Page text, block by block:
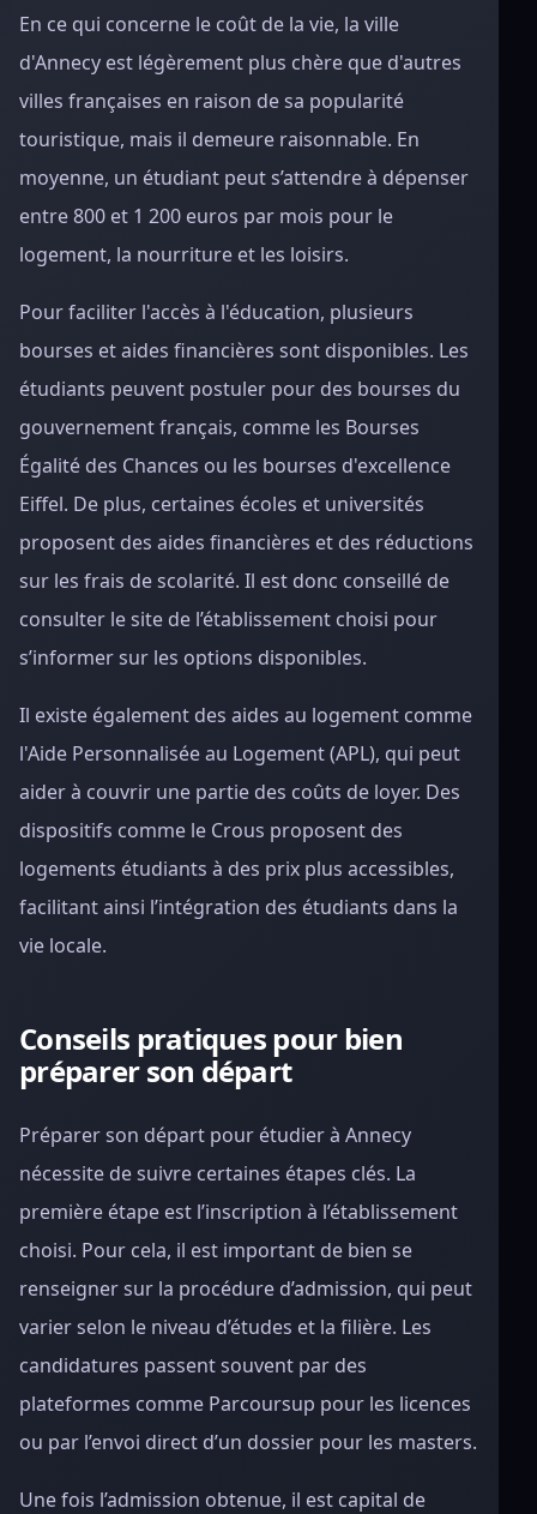
En ce qui concerne le coût de la vie, la ville
d'Annecy est légèrement plus chère que d'autres
villes françaises en raison de sa popularité
touristique, mais il demeure raisonnable. En
moyenne, un étudiant peut s’attendre à dépenser
entre 800 et 1 200 euros par mois pour le
logement, la nourriture et les loisirs.
Pour faciliter l'accès à l'éducation, plusieurs
bourses et aides financières sont disponibles. Les
étudiants peuvent postuler pour des bourses du
gouvernement français, comme les Bourses
Égalité des Chances ou les bourses d'excellence
Eiffel. De plus, certaines écoles et universités
proposent des aides financières et des réductions
sur les frais de scolarité. Il est donc conseillé de
consulter le site de l’établissement choisi pour
s’informer sur les options disponibles.
Il existe également des aides au logement comme
l'Aide Personnalisée au Logement (APL), qui peut
aider à couvrir une partie des coûts de loyer. Des
dispositifs comme le Crous proposent des
logements étudiants à des prix plus accessibles,
facilitant ainsi l’intégration des étudiants dans la
vie locale.
Conseils pratiques pour bien
préparer son départ
Préparer son départ pour étudier à Annecy
nécessite de suivre certaines étapes clés. La
première étape est l’inscription à l’établissement
choisi. Pour cela, il est important de bien se
renseigner sur la procédure d’admission, qui peut
varier selon le niveau d’études et la filière. Les
candidatures passent souvent par des
plateformes comme Parcoursup pour les licences
ou par l’envoi direct d’un dossier pour les masters.
Une fois l’admission obtenue, il est capital de